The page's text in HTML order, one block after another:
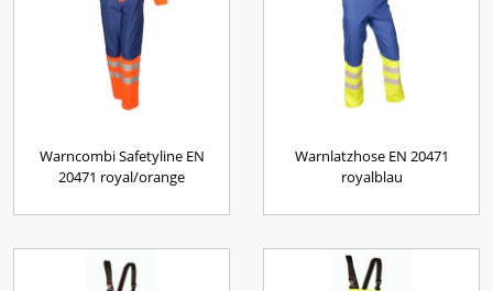
Warncombi Safetyline EN
20471 royal/orange
Warnlatzhose EN 20471
royalblau